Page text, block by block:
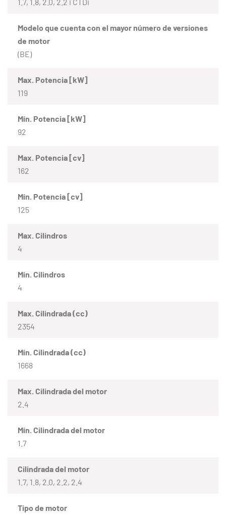
Modelo que cuenta con el mayor número de versiones
de motor
(BE)
Max. Potencia [kW]
119
Mín. Potencia [kW]
92
Max. Potencia [cv]
162
Mín. Potencia [cv]
125
Max. Cilindros
4
Mín. Cilindros
4
Max. Cilindrada (cc)
2354
Mín. Cilindrada (cc)
1668
Max. Cilindrada del motor
2.4
Mín. Cilindrada del motor
1.7
Cilindrada del motor
1.7, 1.8, 2.0, 2.2, 2.4
Tipo de motor